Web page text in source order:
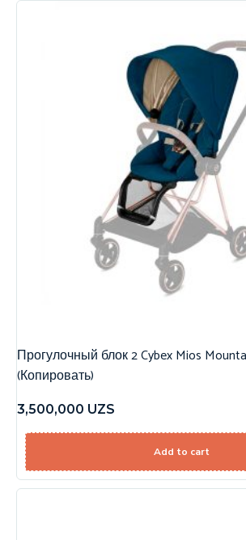
Прогулочный блок 2 Cybex Mios
(Копировать)
3,500,000 UZS
Add to cart